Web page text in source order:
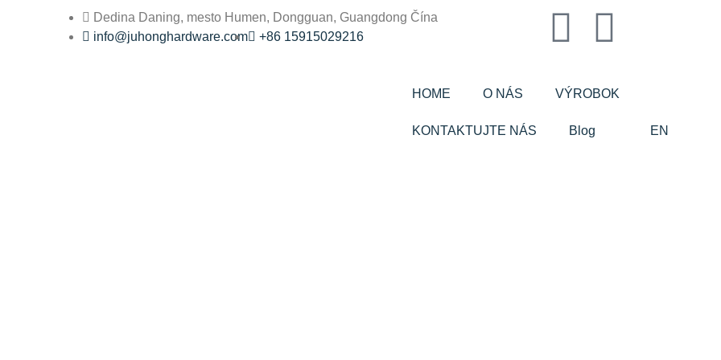
Dedina Daning, mesto Humen, Dongguan, Guangdong Čína
info@juhonghardware.com
+86 15915029216
HOME O NÁS VÝROBOK
KONTAKTUJTE NÁS Blog EN